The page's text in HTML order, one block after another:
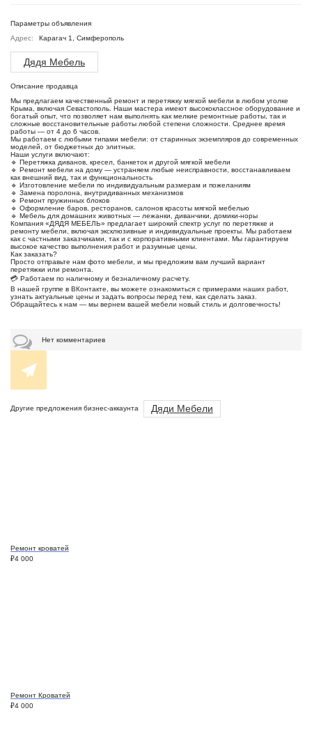
Параметры объявления
Адрес:
Карагач 1, Симферополь
Дядя Мебель
Описание продавца
Мы предлагаем качественный ремонт и перетяжку мягкой мебели в любом уголке
Крыма, включая Севастополь. Наши мастера имеют высококлассное оборудование и
богатый опыт, что позволяет нам выполнять как мелкие ремонтные работы, так и
сложные восстановительные работы любой степени сложности. Среднее время
работы — от 4 до 6 часов.
Мы работаем с любыми типами мебели: от старинных экземпляров до современных
моделей, от бюджетных до элитных.
Наши услуги включают:
🔹 Перетяжка диванов, кресел, банкеток и другой мягкой мебели
🔹 Ремонт мебели на дому — устраняем любые неисправности, восстанавливаем
как внешний вид, так и функциональность
🔹 Изготовление мебели по индивидуальным размерам и пожеланиям
🔹 Замена поролона, внутридиванных механизмов
🔹 Ремонт пружинных блоков
🔹 Оформление баров, ресторанов, салонов красоты мягкой мебелью
🔹 Мебель для домашних животных — лежанки, диванчики, домики-норы
Компания «ДЯДЯ МЕБЕЛЬ» предлагает широкий спектр услуг по перетяжке и
ремонту мебели, включая эксклюзивные и индивидуальные проекты. Мы работаем
как с частными заказчиками, так и с корпоративными клиентами. Мы гарантируем
высокое качество выполнения работ и разумные цены.
Как заказать?
Просто отправьте нам фото мебели, и мы предложим вам лучший вариант
перетяжки или ремонта.
💳 Работаем по наличному и безналичному расчету.
В нашей группе в ВКонтакте, вы можете ознакомиться с примерами наших работ,
узнать актуальные цены и задать вопросы перед тем, как сделать заказ.
Обращайтесь к нам — мы вернем вашей мебели новый стиль и долговечность!
Нет комментариев
Другие предложения бизнес-аккаунта Дяди Мебели
Ремонт кроватей
₽4 000
Ремонт Кроватей
₽4 000